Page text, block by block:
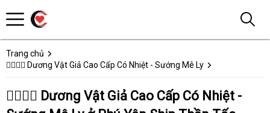
Trang chủ
👩‍❤️‍💋‍👨 Dương Vật Giả Cao Cấp Có Nhiệt - Sướng Mê Ly
👩‍❤️‍💋‍👨 Dương Vật Giả Cao Cấp Có Nhiệt -